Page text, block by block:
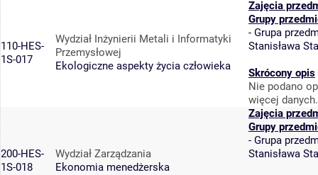
110-HES-
1S-017
Wydział Inżynierii Metali i Informatyki
Przemysłowej
Ekologiczne aspekty życia człowieka
Zajęcia
Grupy
- Grupa
Stanisława
Skrócony opis
Nie podano
więcej danych.
200-HES-
1S-018
Wydział Zarządzania
Ekonomia menedżerska
Zajęcia
Grupy
- Grupa
Stanisława